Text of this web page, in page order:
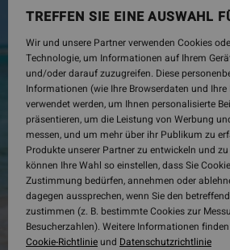
TREFFEN SIE EINE AUSWAHL
Wir und unsere Partner verwenden Cookies
Technologie, um Informationen auf Ihrem
und/oder darauf zuzugreifen. Diese
Informationen (wie Ihre Browserdaten und Ihre
verwendet werden, um Ihnen personalisierte
präsentieren, um die Leistung von Werbung
messen, und um mehr über ihr Publikum zu
Produkte unserer Partner zu entwickeln und zu
können Ihre Wahl so einstellen, dass Sie
Zustimmung bedürfen, annehmen oder
dagegen aussprechen, wenn Sie den
zustimmen (z. B. bestimmte Cookies zur
Besucherzahlen). Weitere Informationen
Cookie-Richtlinieund Datenschutzrichtlinie